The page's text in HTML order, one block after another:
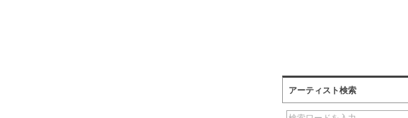
アーティスト検索